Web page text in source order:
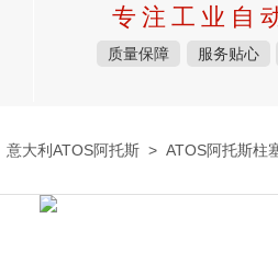
专注工业自
质量保障 服务贴心
意大利ATOS阿托斯 > ATOS阿托斯柱